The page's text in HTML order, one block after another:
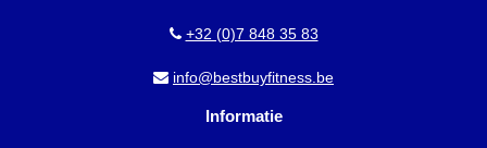
+32 (0)7 848 35 83
info@bestbuyfitness.be
Informatie